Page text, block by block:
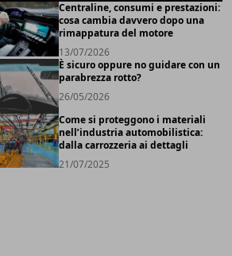
Centraline, consumi e prestazioni:
cosa cambia davvero dopo una
rimappatura del motore
13/07/2026
È sicuro oppure no guidare con un
parabrezza rotto?
26/05/2026
Come si proteggono i materiali
nell’industria automobilistica:
dalla carrozzeria ai dettagli
21/07/2025